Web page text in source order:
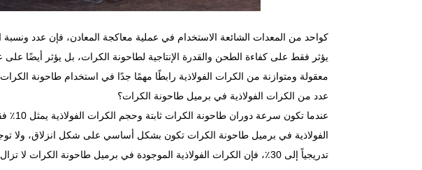
كواحد من المعدات الشائعة الاستخدام في عملية معاكجة المعادن، فإن عدد ونسبة
يؤثر فقط على كفاءة الطحن والقدرة الإنتاجية لطاحونة الكرات، بل يؤثر أيضًا
معقولة ومتوازنة من الكرات الفولاذية رابطًا مهمًا جدًا في استخدام طاحونة
عدد من الكرات الفولاذية في برميل طاحونة الكرات؟
عندما
الفولاذية في برميل طاحونة الكرات تكون بشكل أساسي على شكل انزلاق، ولا توجد
تدريجياً إلى 30٪، فإن الكرات الفولاذية الموجودة في برميل طاحونة